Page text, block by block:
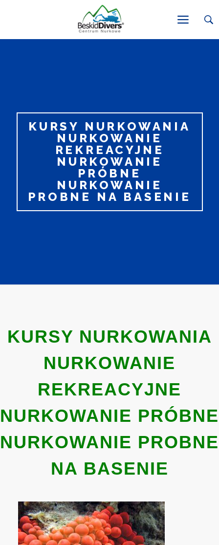
KURSY NURKOWANIA
NURKOWANIE
REKREACYJNE
NURKOWANIE
PRÓBNE
NURKOWANIE
PROBNE NA BASENIE
KURSY NURKOWANIA
NURKOWANIE
REKREACYJNE
NURKOWANIE PRÓBNE
NURKOWANIE PROBNE
NA BASENIE